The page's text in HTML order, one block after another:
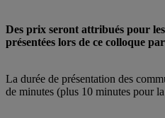
Des prix seront attribués pour
présentées lors de ce colloque
La durée de présentation des
de minutes (plus 10 minutes pour